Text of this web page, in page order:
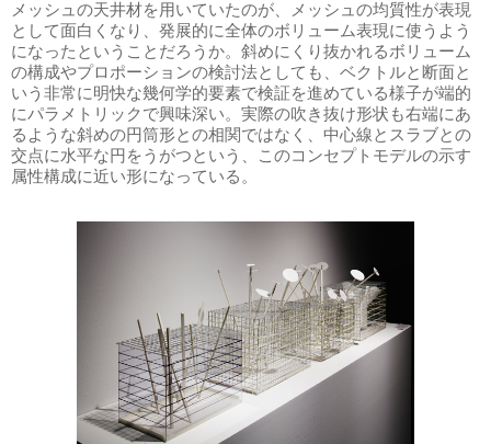
メッシュの天井材を用いていたのが、メッシュの均質性が表現
として面白くなり、発展的に全体のボリューム表現に使うよう
になったということだろうか。斜めにくり抜かれるボリューム
の構成やプロポーションの検討法としても、ベクトルと断面と
いう非常に明快な幾何学的要素で検証を進めている様子が端的
にパラメトリックで興味深い。実際の吹き抜け形状も右端にあ
るような斜めの円筒形との相関ではなく、中心線とスラブとの
交点に水平な円をうがつという、このコンセプトモデルの示す
属性構成に近い形になっている。